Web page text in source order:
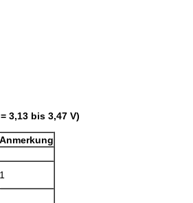
3,13 bis 3,47 V)
Anmerkung
1